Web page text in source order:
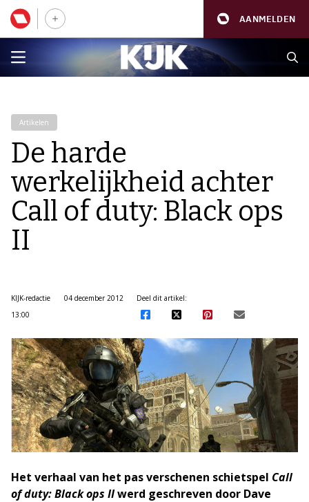
AANMELDEN
Artikelen
De harde
werkelijkheid achter
Call of duty: Black ops
II
KIJK-redactie
04 december 2012
13:00
Deel dit artikel:
Het verhaal van het pas verschenen schietspel Call
of duty: Black ops IIwerd geschreven door Dave